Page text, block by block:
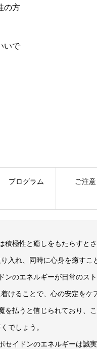
の方
いで
プログラム ご注意
積極性と癒しをもたらすと
入れ、同時に心身を癒すこ
ンのエネルギーが日常のス
けることで、心の安定をケ
を払うと信じられており、
でしょう。
セイドンのエネルギーは誠